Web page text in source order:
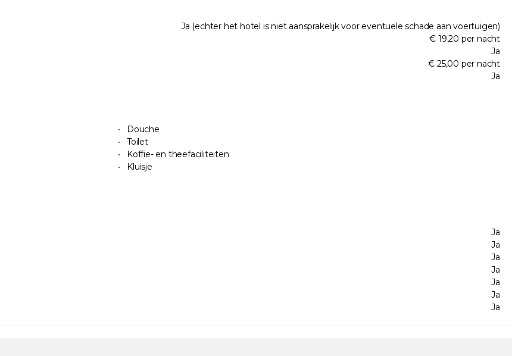
Ja (echter het hotel is niet aansprakelijk voor eventuele schade aan voertuigen)
€ 19,20 per nacht
Ja
€ 25,00 per nacht
Ja
Douche
Toilet
Koffie- en theefaciliteiten
Kluisje
Ja
Ja
Ja
Ja
Ja
Ja
Ja